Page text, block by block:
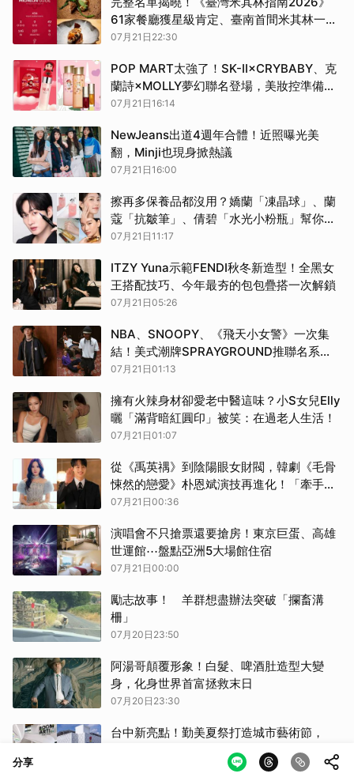
61家餐廳獲星級肯定、臺南首間米其林一星
出爐
07月21日22:30
POP MART太強了！SK-II×CRYBABY、克
蘭詩×MOLLY夢幻聯名登場，美妝控準備搶
收藏
07月21日16:14
NewJeans出道4週年合體！近照曝光美
翻，Minji也現身掀熱議
07月21日16:00
擦再多保養品都沒用？嬌蘭「凍晶球」、蘭
蔻「抗皺筆」、倩碧「水光小粉瓶」幫你突
破保養停滯期，養出貴婦級蜜光好皮！
07月21日11:17
ITZY Yuna示範FENDI秋冬新造型！全黑女
王搭配技巧、今年最夯的包包疊搭一次解鎖
07月21日05:26
NBA、SNOOPY、《飛天小女警》一次集
結！美式潮牌SPRAYGROUND推聯名系
列，這顆包炸出最強回頭率
07月21日01:13
擁有火辣身材卻愛老中醫這味？小S女兒Elly
曬「滿背暗紅圓印」被笑：在過老人生活！
07月21日01:07
從《禹英禑》到陰陽眼女財閥，韓劇《毛骨
悚然的戀愛》朴恩斌演技再進化！「牽手即
通靈」又瘋又甜的設定讓收視率狂飆
07月21日00:36
演唱會不只搶票還要搶房！東京巨蛋、高雄
世運館⋯盤點亞洲5大場館住宿
07月21日00:00
勵志故事！ 羊群想盡辦法突破「攔畜溝
柵」
07月20日23:50
阿湯哥顛覆形象！白髮、啤酒肚造型大變
身，化身世界首富拯救末日
07月20日23:30
台中新亮點！勤美夏祭打造城市藝術節，
Mini G Mall開啟豐原生活新地標！
分享